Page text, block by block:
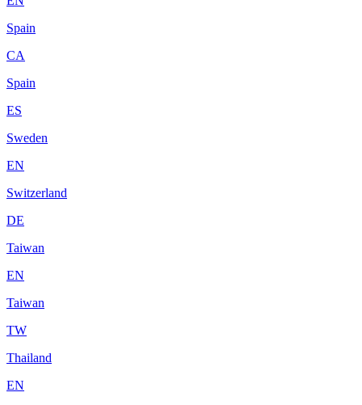
Spain
CA
Spain
ES
Sweden
EN
Switzerland
DE
Taiwan
EN
Taiwan
TW
Thailand
EN